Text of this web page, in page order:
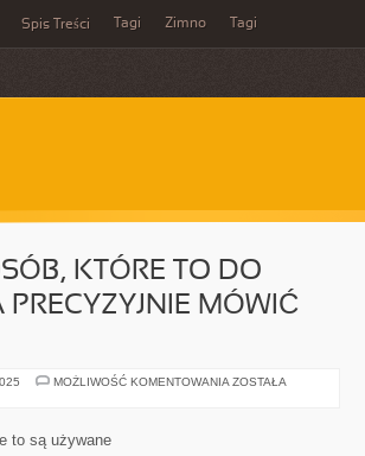
Spis Treści Tagi Zimno Tagi
KTÓRE TO DO
MÓWIĆ
MOŻLIWOŚĆ KOMENTOWANIA KOLOSALNA
ZOSTAŁA
to są używane